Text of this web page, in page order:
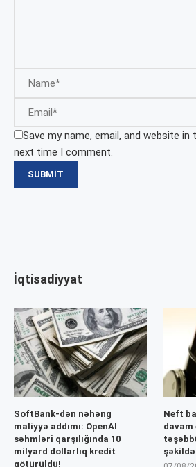
Save my name, email, and website
next time I comment.
İqtisadiyyat
SoftBank-dən nəhəng
maliyyə addımı: OpenAI
səhmləri qarşılığında 10
milyard dollarlıq kredit
götürüldü!
Neft
davam
şəkildə